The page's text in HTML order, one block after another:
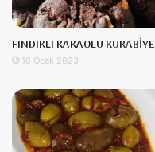
FINDIKLI KAKAOLU KURABİYE
16 Ocak 2023